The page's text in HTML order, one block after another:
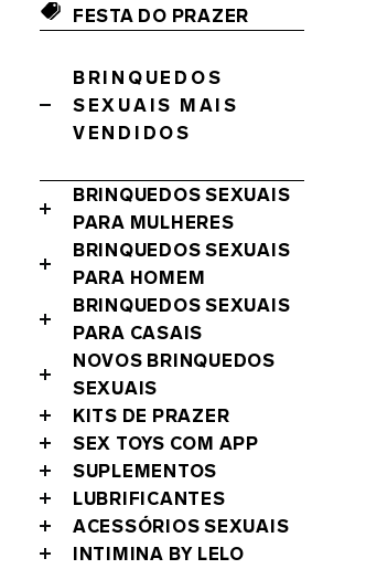
FESTA DO PRAZER
BRINQUEDOS
SEXUAIS MAIS
VENDIDOS
BRINQUEDOS SEXUAIS
PARA MULHERES
BRINQUEDOS SEXUAIS
PARA HOMEM
BRINQUEDOS SEXUAIS
PARA CASAIS
NOVOS BRINQUEDOS
SEXUAIS
KITS DE PRAZER
SEX TOYS COM APP
SUPLEMENTOS
LUBRIFICANTES
ACESSÓRIOS SEXUAIS
INTIMINA BY LELO